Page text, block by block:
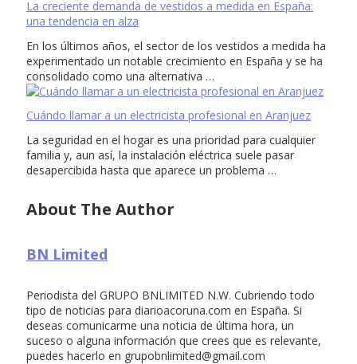
La creciente demanda de vestidos a medida en España:
una tendencia en alza
En los últimos años, el sector de los vestidos a medida ha
experimentado un notable crecimiento en España y se ha
consolidado como una alternativa …
Cuándo llamar a un electricista profesional en Aranjuez
La seguridad en el hogar es una prioridad para cualquier
familia y, aun así, la instalación eléctrica suele pasar
desapercibida hasta que aparece un problema …
About The Author
BN Limited
Periodista del GRUPO BNLIMITED N.W. Cubriendo todo
tipo de noticias para diarioacoruna.com en España. Si
deseas comunicarme una noticia de última hora, un
suceso o alguna información que crees que es relevante,
puedes hacerlo en grupobnlimited@gmail.com